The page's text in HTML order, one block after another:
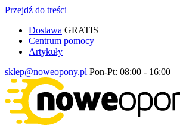
Przejdź do treści
Dostawa GRATIS
Centrum pomocy
Artykuły
sklep@noweopony.pl Pon-Pt: 08:00 - 16:00